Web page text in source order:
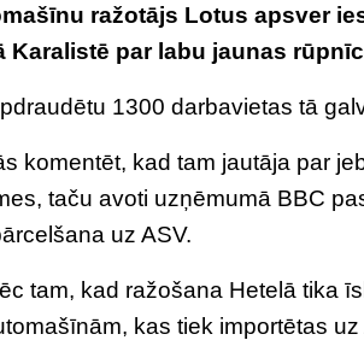
ražotājs Lotus apsver
Karalistē par labu jaunas
1300 darbavietas tā
komentēt, kad tam jautāja par
taču avoti uzņēmumā BBC
uz ASV.
tam, kad ražošana Hetelā tika
kas tiek importētas uz